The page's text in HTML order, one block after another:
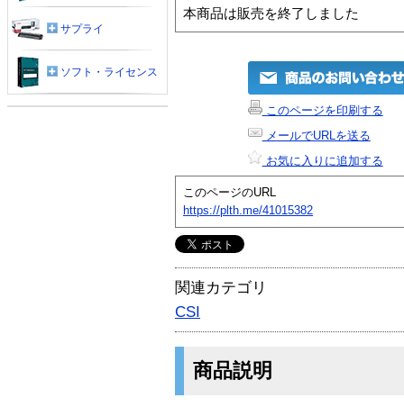
本商品は販売を終了しました
このページを印刷する
メールでURLを送る
お気に入りに追加する
このページのURL
https://plth.me/41015382
関連カテゴリ
CSI
商品説明
サプライ
ソフト・ライセンス